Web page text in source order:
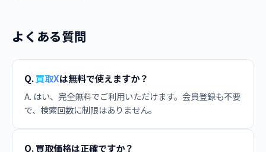
よくある質問
Q.買取Xは無料で使えますか？
A. はい、完全無料でご利用いただけます。会員登録も不要
で、検索回数に制限はありません。
Q. 買取価格は正確ですか？